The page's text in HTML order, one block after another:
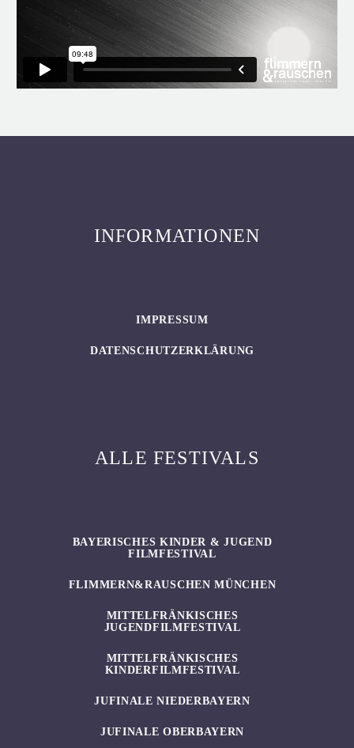
INFORMATIONEN
IMPRESSUM
DATENSCHUTZERKLÄRUNG
ALLE FESTIVALS
BAYERISCHES KINDER & JUGEND
FILMFESTIVAL
FLIMMERN&RAUSCHEN MÜNCHEN
MITTELFRÄNKISCHES
JUGENDFILMFESTIVAL
MITTELFRÄNKISCHES
KINDERFILMFESTIVAL
JUFINALE NIEDERBAYERN
JUFINALE OBERBAYERN